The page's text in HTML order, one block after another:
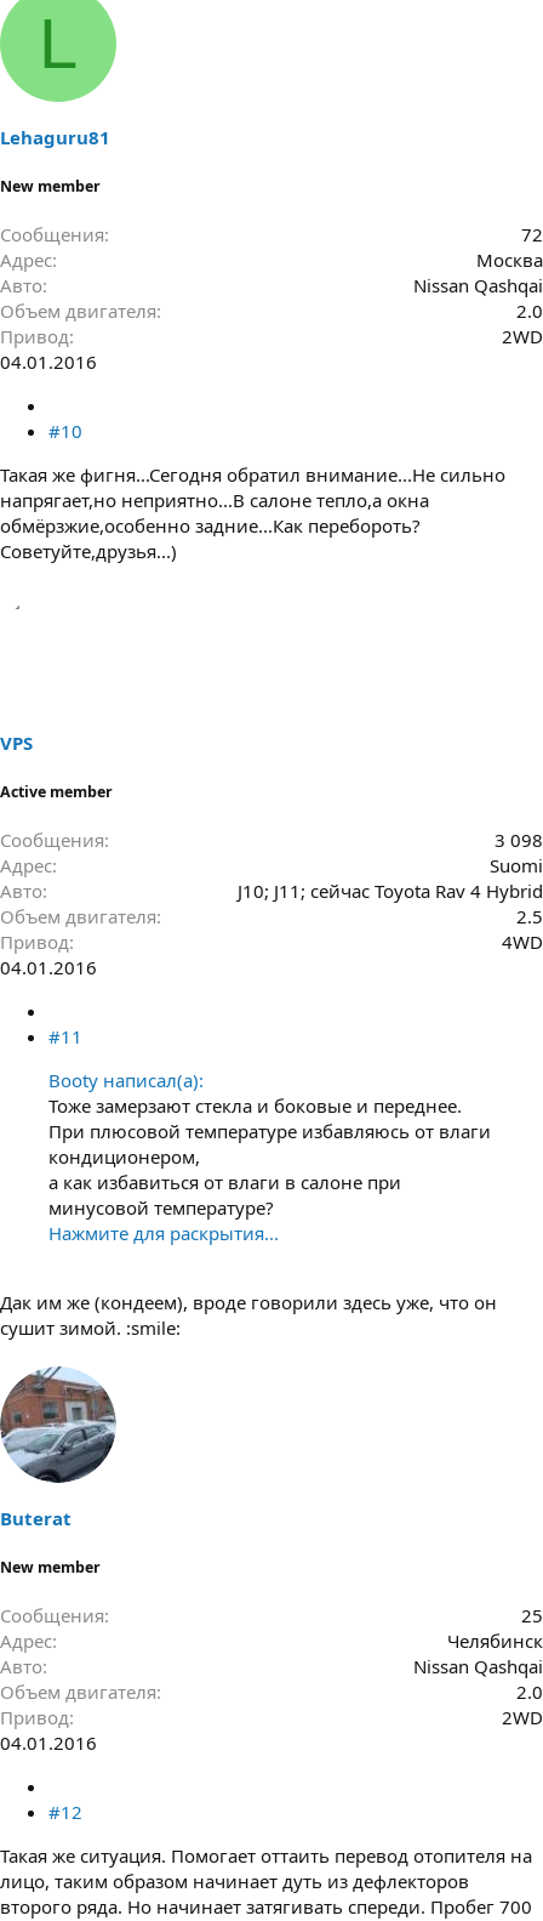
L
Lehaguru81
New member
Сообщения
72
Адрес
Москва
Авто
Nissan Qashqai
Объем двигателя
2.0
Привод
2WD
04.01.2016
#10
Такая же фигня...Сегодня обратил внимание...Не сильно
напрягает,но неприятно...В салоне тепло,а окна
обмёрзжие,особенно задние...Как перебороть?
Советуйте,друзья...)
VPS
Active member
Сообщения
3 098
Адрес
Suomi
Авто
J10; J11; сейчас Toyota Rav 4 Hybrid
Объем двигателя
2.5
Привод
4WD
04.01.2016
#11
Booty написал(а):
Тоже замерзают стекла и боковые и переднее.
При плюсовой температуре избавляюсь от влаги
кондиционером,
а как избавиться от влаги в салоне при
минусовой температуре?
Нажмите для раскрытия...
Дак им же (кондеем), вроде говорили здесь уже, что он
сушит зимой. :smile:
Buterat
New member
Сообщения
25
Адрес
Челябинск
Авто
Nissan Qashqai
Объем двигателя
2.0
Привод
2WD
04.01.2016
#12
Такая же ситуация. Помогает оттаить перевод отопителя на
лицо, таким образом начинает дуть из дефлекторов
второго ряда. Но начинает затягивать спереди. Пробег 700